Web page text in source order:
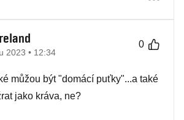
2023 • 12:34
0
můžou být "domácí puťky"...a také
jako kráva, ne?